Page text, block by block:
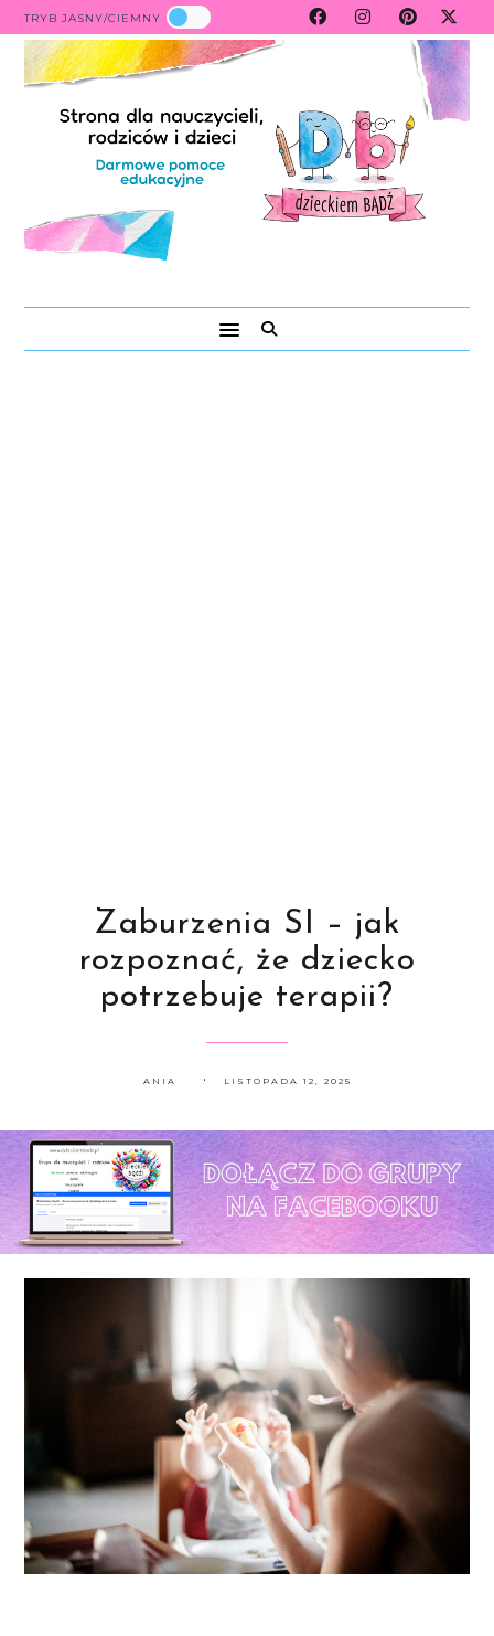
TRYB JASNY/CIEMNY
Zaburzenia SI – jak
rozpoznać, że dziecko
potrzebuje terapii?
ANIA LISTOPADA 12, 2025